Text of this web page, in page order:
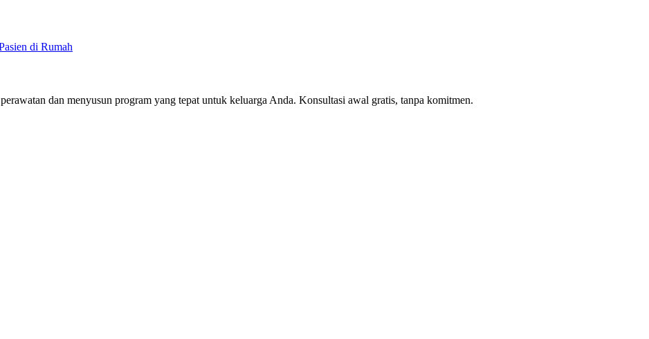
di Rumah
dan menyusun program yang tepat untuk keluarga Anda. Konsultasi awal gratis, tanpa komitmen.